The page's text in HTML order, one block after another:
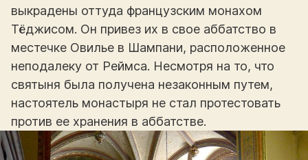
выкрадены оттуда французским монахом
Тёджисом. Он привез их в свое аббатство в
местечке Овилье в Шампани, расположенное
неподалеку от Реймса. Несмотря на то, что
святыня была получена незаконным путем,
настоятель монастыря не стал протестовать
против ее хранения в аббатстве.